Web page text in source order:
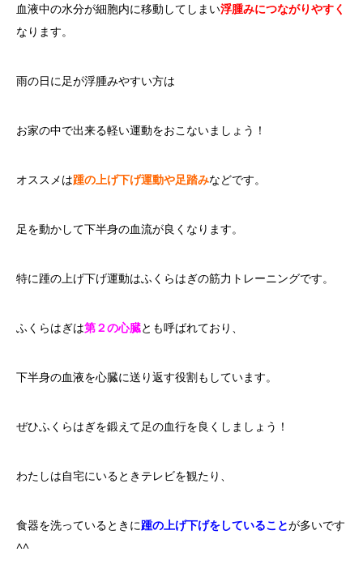
血液中の水分が細胞内に移動してしまい浮腫みにつながりやすく
なります。
雨の日に足が浮腫みやすい方は
お家の中で出来る軽い運動をおこないましょう！
オススメは踵の上げ下げ運動や足踏みなどです。
足を動かして下半身の血流が良くなります。
特に踵の上げ下げ運動はふくらはぎの筋力トレーニングです。
ふくらはぎは第２の心臓とも呼ばれており、
下半身の血液を心臓に送り返す役割もしています。
ぜひふくらはぎを鍛えて足の血行を良くしましょう！
わたしは自宅にいるときテレビを観たり、
食器を洗っているときに踵の上げ下げをしていることが多いです
^^